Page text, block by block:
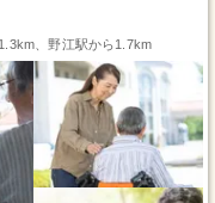
、野江駅から1.7km